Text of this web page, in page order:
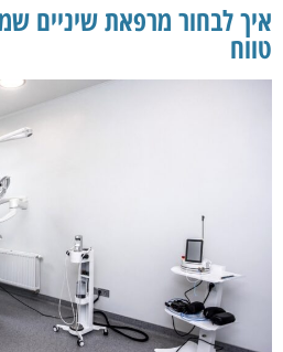
איך לבחור מרפאת שיניים
טווח